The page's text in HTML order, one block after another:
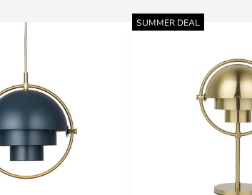
SUMMER DEAL